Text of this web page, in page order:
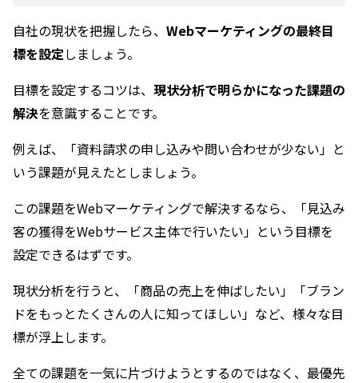
自社の現状を把握したら、 Webマーケティングの最終目
標を設定しましょう。
目標を設定するコツは、 現状分析で明らかになった課題の
解決を意識することです。
例えば、「資料請求の申し込みや問い合わせが少ない」と
いう課題が見えたとしましょう。
この課題をWebマーケティングで解決するなら、「見込み
客の獲得をWebサービス主体で行いたい」という目標を
設定できるはずです。
現状分析を行うと、「商品の売上を伸ばしたい」「ブラン
ドをもっとたくさんの人に知ってほしい」など、様々な目
標が浮上します。
全ての課題を一気に片づけようとするのではなく、最優先